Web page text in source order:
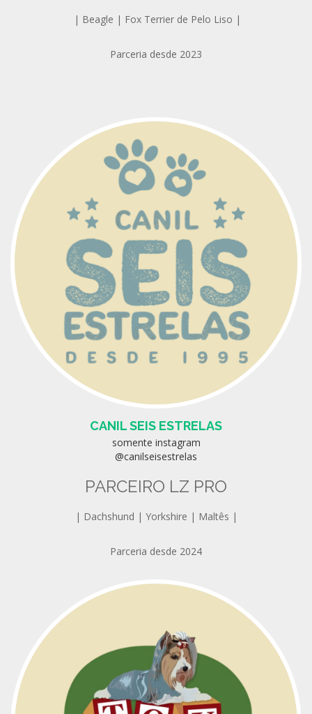
| Beagle | Fox Terrier de Pelo Liso |
Parceria desde 2023
CANIL SEIS ESTRELAS
somente instagram
@canilseisestrelas
PARCEIRO LZ PRO
| Dachshund | Yorkshire | Maltês |
Parceria desde 2024